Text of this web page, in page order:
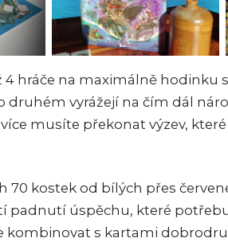
4 hráče na maximálně hodinku
druhém vyrážejí na čím dál
musíte překonat výzev,
70 kostek od bílých přes
padnutí úspěchu, které
kombinovat s kartami